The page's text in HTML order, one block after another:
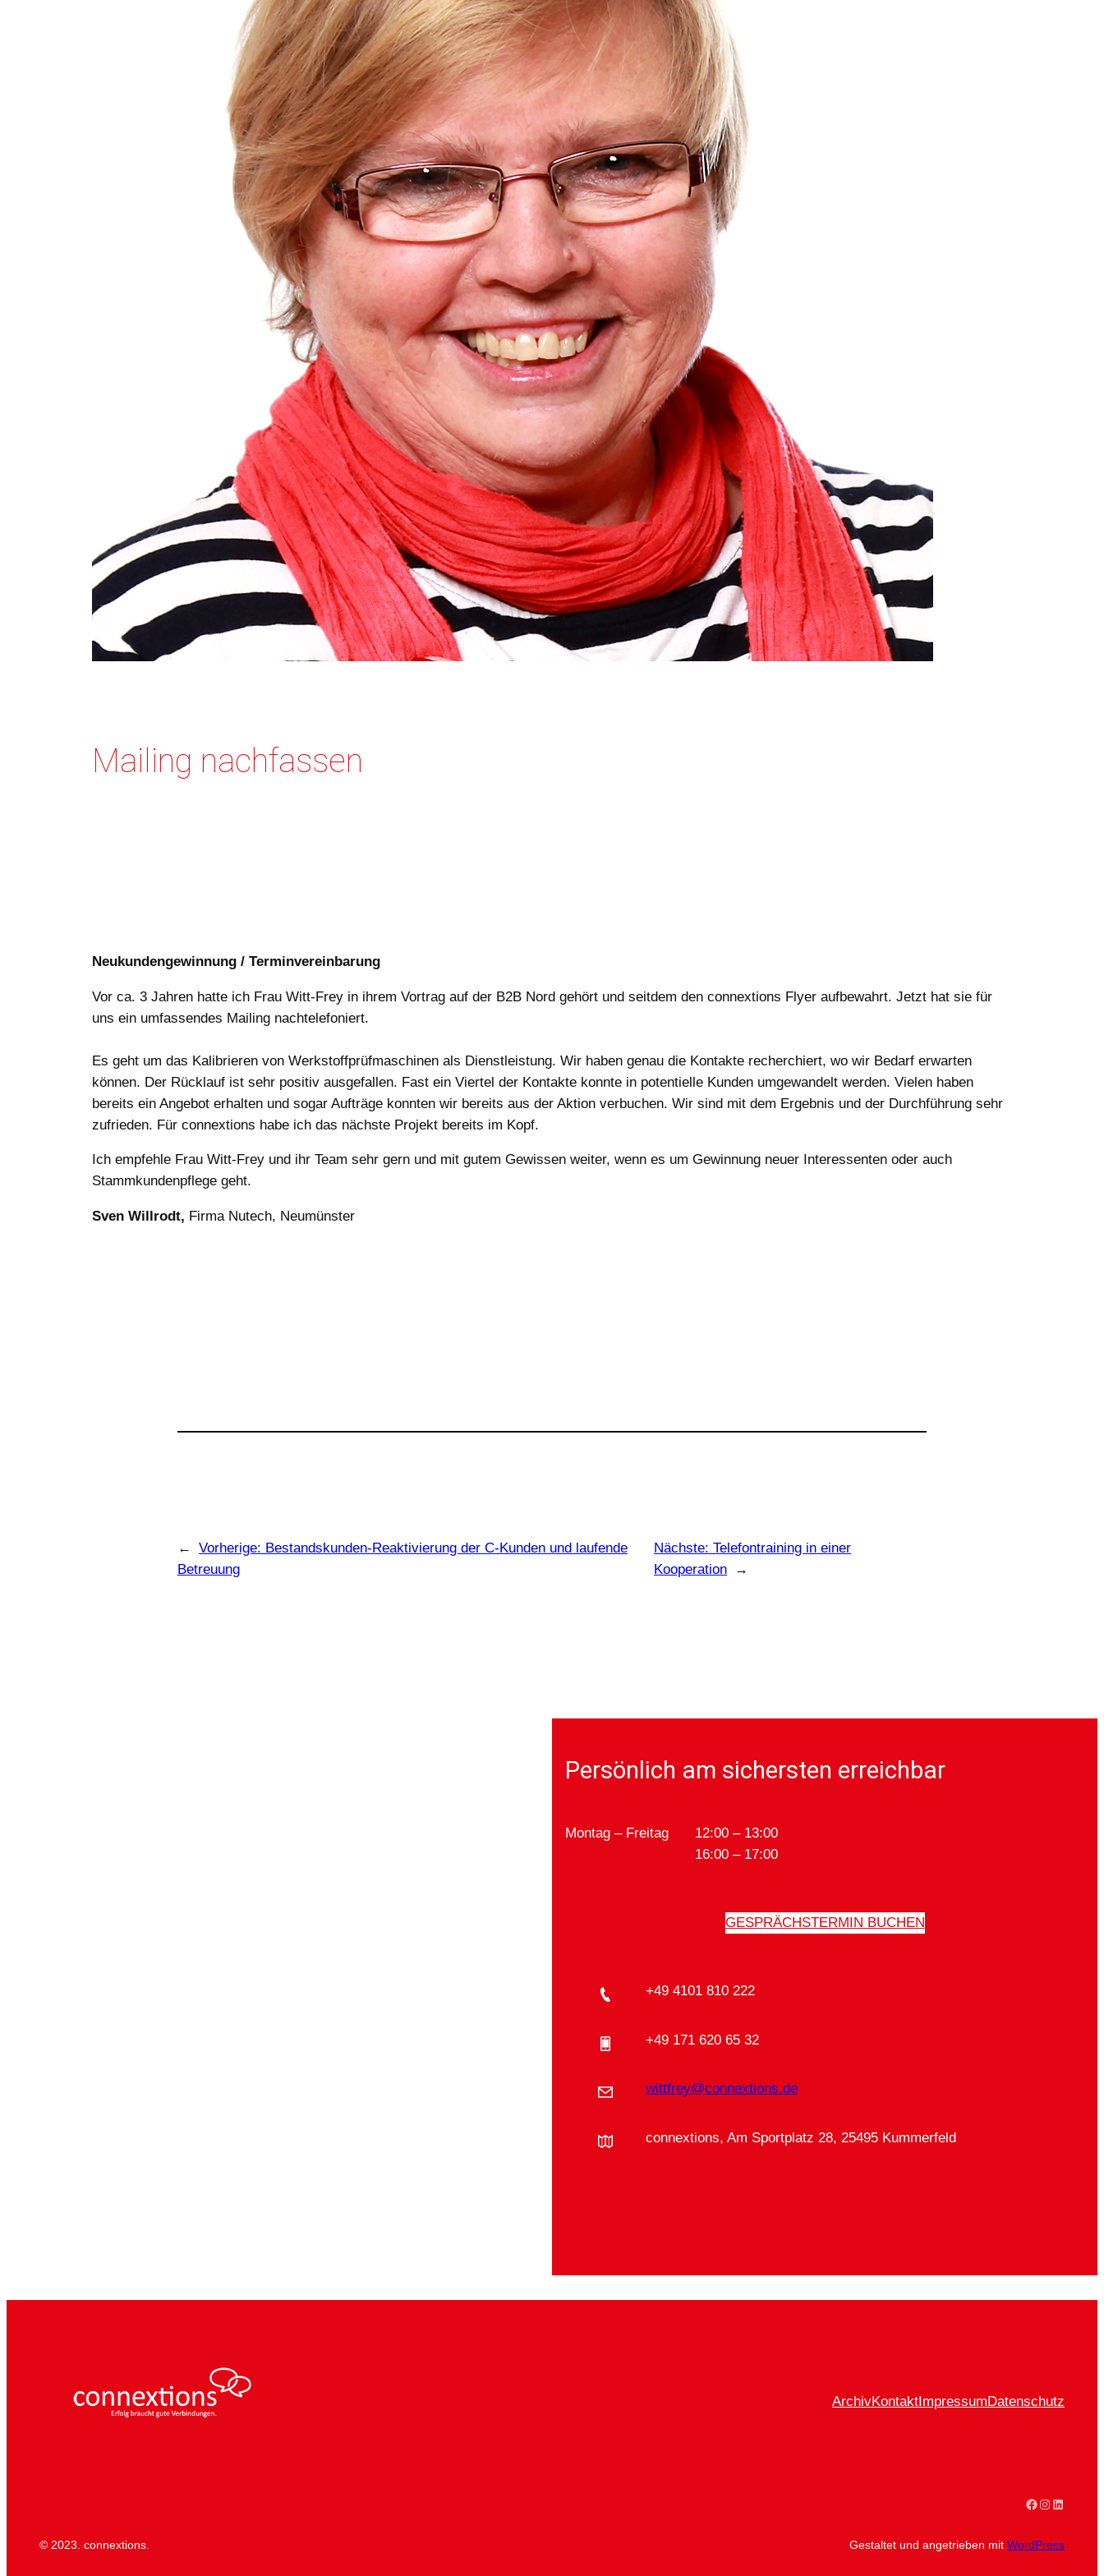
Mailing nachfassen
Neukundengewinnung / Terminvereinbarung
Vor ca. 3 Jahren hatte ich Frau Witt-Frey in ihrem Vortrag auf der B2B Nord gehört und seitdem den connextions Flyer aufbewahrt. Jetzt hat sie für
uns ein umfassendes Mailing nachtelefoniert.
Es geht um das Kalibrieren von Werkstoffprüfmaschinen als Dienstleistung. Wir haben genau die Kontakte recherchiert, wo wir Bedarf erwarten
können. Der Rücklauf ist sehr positiv ausgefallen. Fast ein Viertel der Kontakte konnte in potentielle Kunden umgewandelt werden. Vielen haben
bereits ein Angebot erhalten und sogar Aufträge konnten wir bereits aus der Aktion verbuchen. Wir sind mit dem Ergebnis und der Durchführung sehr
zufrieden. Für connextions habe ich das nächste Projekt bereits im Kopf.
Ich empfehle Frau Witt-Frey und ihr Team sehr gern und mit gutem Gewissen weiter, wenn es um Gewinnung neuer Interessenten oder auch
Stammkundenpflege geht.
Sven Willrodt, Firma Nutech, Neumünster
← Vorherige: Bestandskunden-Reaktivierung der C-Kunden und laufende
Betreuung
Nächste:Telefontraining in einer
Kooperation
→
Persönlich am sichersten erreichbar
Montag – Freitag
12:00 – 13:00
16:00 – 17:00
GESPRÄCHSTERMIN BUCHEN
+49 4101 810 222
+49 171 620 65 32
wittfrey@connextions.de
connextions, Am Sportplatz 28, 25495 Kummerfeld
ArchivKontakt Impressum Datenschutz
Facebook
Instagram
LinkedIn
© 2023. connextions. Gestaltet und angetrieben mit WordPress